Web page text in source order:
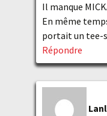
Il manque
En même
portait un tee-
Répondre